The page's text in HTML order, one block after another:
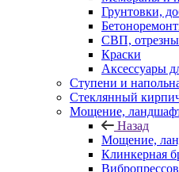
Грунтовки,
СВП,
Краски
Аксессуары
Ступени и
Cтеклянный
Мощение,
Назад
Мощение,
Клинкерная